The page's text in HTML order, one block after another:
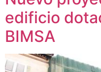
edificio
BIMSA